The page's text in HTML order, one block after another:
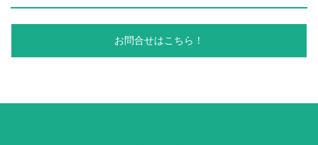
お問合せはこちら！